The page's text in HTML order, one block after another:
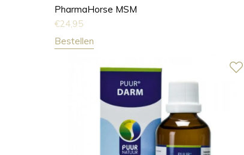
PharmaHorse MSM
€24,95
Bestellen